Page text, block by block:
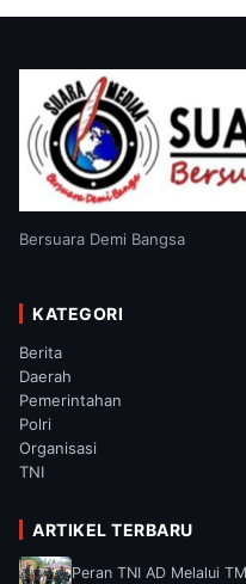
Bersuara Demi Bangsa
KATEGORI
Berita
Daerah
Pemerintahan
Polri
Organisasi
TNI
ARTIKEL TERBARU
Peran TNI AD Melalui